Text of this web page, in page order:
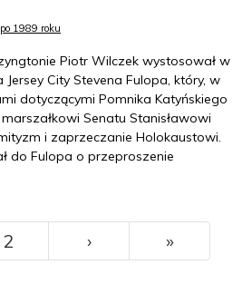
1989 roku
Piotr Wilczek wystosował w
City Stevena Fulopa, który, w
dotyczącymi Pomnika Katyńskiego
Senatu Stanisławowi
i zaprzeczanie Holokaustowi.
do Fulopa o przeproszenie
2 ››› »Ostatni